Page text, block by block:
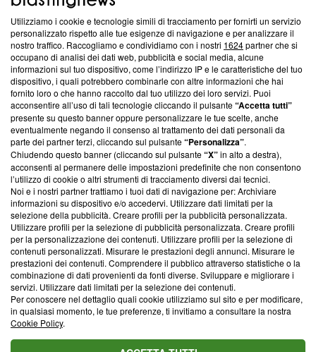
Questa sezione offre informazioni trasparenti su Blasting
News, sui nostri processi editoriali e su come ci impegniamo a
creare news di qualità. Inoltre, afferma la nostra aderenza a
‘Trust Project - News with Integrity’Blasting News non è
ancora membro del programma, ma ha richiesto di farne
parte; Trust Project non ha ancora effettuato una verifica di
conformità agli standard.
Su di noi
Team editoriale
Corporate
Redazione
Informativa Privacy
Cookie Policy
Blasting SA, IDI CHE-247.845.224, Via Carlo Frasca, 3 - 6900
Lugano (Svizzera) Tel:+39 0690258937
© 2026 Blasting News
Utilizziamo i cookie e tecnologie simili di tracciamento per fornirti un servizio
personalizzato rispetto alle tue esigenze di navigazione e per analizzare il
nostro traffico. Raccogliamo e condividiamo con i nostri 1624partner che si
occupano di analisi dei dati web, pubblicità e social media, alcune
informazioni sul tuo dispositivo, come l’indirizzo IP e le caratteristiche del tuo
dispositivo, i quali potrebbero combinarle con altre informazioni che hai
fornito loro o che hanno raccolto dal tuo utilizzo dei loro servizi. Puoi
acconsentire all’uso di tali tecnologie cliccando il pulsante“Accetta tutti”
presente su questo banner oppure personalizzare le tue scelte, anche
eventualmente negando il consenso al trattamento dei dati personali da
parte dei partner terzi, cliccando sul pulsante“Personalizza”.
Chiudendo questo banner (cliccando sul pulsante“X”in alto a destra),
acconsenti al permanere delle impostazioni predefinite che non consentono
l’utilizzo di cookie o altri strumenti di tracciamento diversi dai tecnici.
Noi e i nostri partner trattiamo i tuoi dati di navigazione per: Archiviare
informazioni su dispositivo e/o accedervi. Utilizzare dati limitati per la
selezione della pubblicità. Creare profili per la pubblicità personalizzata.
Utilizzare profili per la selezione di pubblicità personalizzata. Creare profili
per la personalizzazione dei contenuti. Utilizzare profili per la selezione di
contenuti personalizzati. Misurare le prestazioni degli annunci. Misurare le
prestazioni dei contenuti. Comprendere il pubblico attraverso statistiche o la
combinazione di dati provenienti da fonti diverse. Sviluppare e migliorare i
servizi. Utilizzare dati limitati per la selezione dei contenuti.
Per conoscere nel dettaglio quali cookie utilizziamo sul sito e per modificare,
in qualsiasi momento, le tue preferenze, ti invitiamo a consultare la nostra
Cookie Policy.